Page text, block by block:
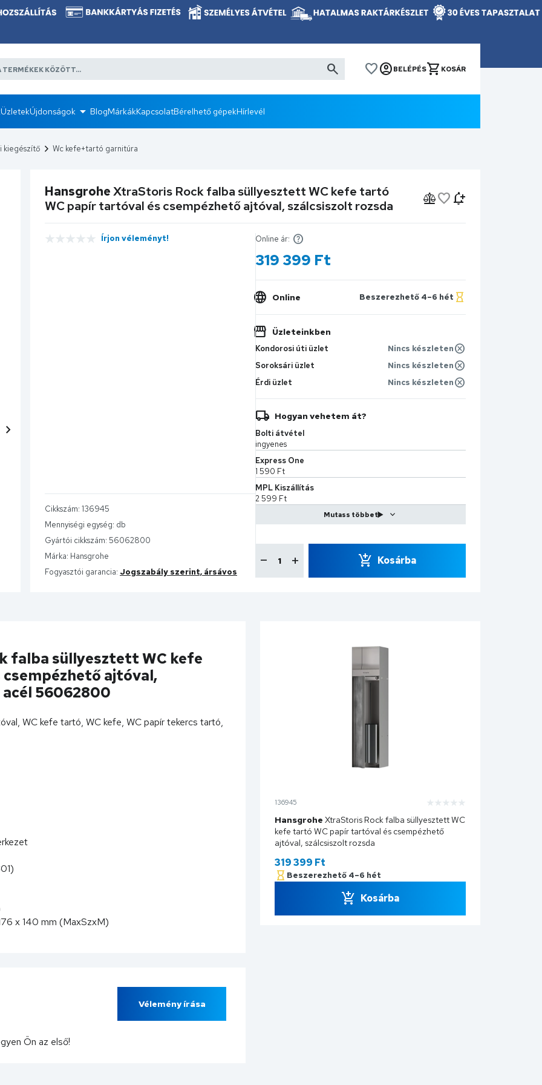
BELÉPÉS KOSÁR
ÜzletekÚjdonságok BlogMárkákKapcsolatBérelhető gépekHírlevél
kiegészítő Wc kefe+tartó garnitúra
chevron_right
HansgroheXtraStoris Rock falba süllyesztett WC kefe tartó
WC papír tartóval és csempézhető ajtóval, szálcsiszolt rozsda
Írjon véleményt!
Cikkszám: 136945
Mennyiségi egység: db
Gyártói cikkszám: 56062800
Márka: Hansgrohe
Fogyasztói garancia: Jogszabály szerint, ársávos
Online ár:
319 399 Ft
Online Beszerezhető 4–6 hét
Üzleteinkben
Kondorosi úti üzlet
Nincs készleten
Soroksári üzlet
Nincs készleten
Érdi üzlet
Nincs készleten
Hogyan vehetem át?
Bolti átvétel
ingyenes
Express One
1 590 Ft
MPL Kiszállítás
2 599 Ft
7 990 Ft
Kosárba
falba süllyesztett WC kefe
ajtóval,
56062800
WC kefe tartó, WC kefe, WC papír tekercs tartó,
x 140 mm (MaxSzxM)
Vélemény írása
Ön az első!
136945
Hansgrohe XtraStoris Rock falba süllyesztett WC
kefe tartó WC papír tartóval és csempézhető
ajtóval, szálcsiszolt rozsda
319 399 Ft
Beszerezhető 4–6 hét
Kosárba